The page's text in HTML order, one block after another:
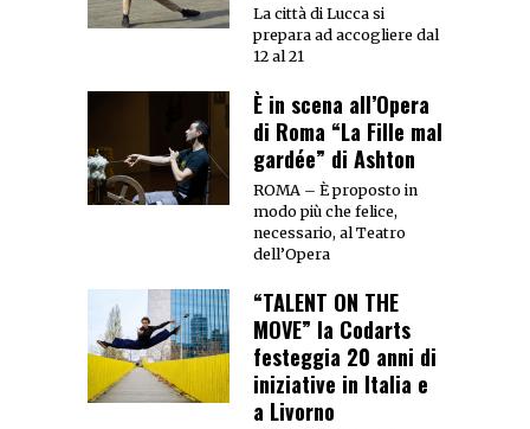
La città di Lucca si
prepara ad accogliere dal
12 al 21
È in scena all’Opera
di Roma “La Fille mal
gardée” di Ashton
ROMA – È proposto in
modo più che felice,
necessario, al Teatro
dell’Opera
“TALENT ON THE
MOVE” la Codarts
festeggia 20 anni di
iniziative in Italia e
a Livorno